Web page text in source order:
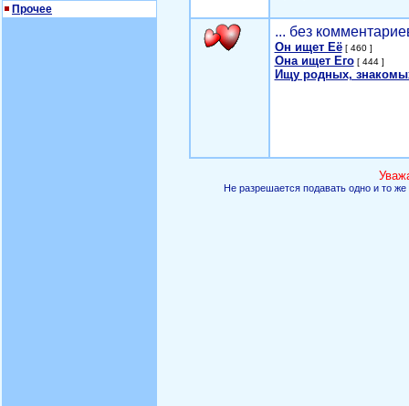
Прочее
... без
Он ищет Её[ 460 ]
Она ищет Его[ 444 ]
Ищу родных,
Не разрешается подавать одно и то